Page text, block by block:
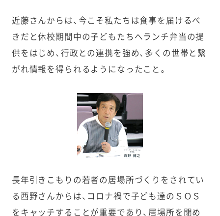
近藤さんからは、今こそ私たちは食事を届けるべ
きだと休校期間中の子どもたちへランチ弁当の提
供をはじめ、行政との連携を強め、多くの世帯と繋
がれ情報を得られるようになったこと。
長年引きこもりの若者の居場所づくりをされてい
る西野さんからは、コロナ禍で子ども達のＳＯＳ
をキャッチすることが重要であり、居場所を閉め